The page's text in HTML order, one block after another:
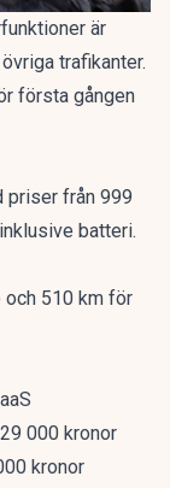
är
trafikanter.
första gången
priser från 999
batteri.
och 510 km för
000 kronor
kronor